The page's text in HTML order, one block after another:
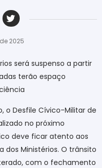
2025
será suspenso a partir
terão espaço
o Desfile Cívico-Militar de
no próximo
deve ficar atento aos
dos Ministérios. O trânsito
com o fechamento